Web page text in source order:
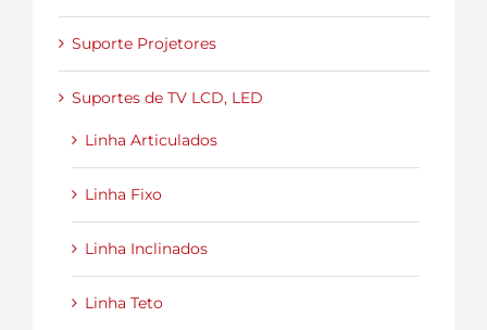
Suporte Projetores
Suportes de TV LCD, LED
Linha Articulados
Linha Fixo
Linha Inclinados
Linha Teto